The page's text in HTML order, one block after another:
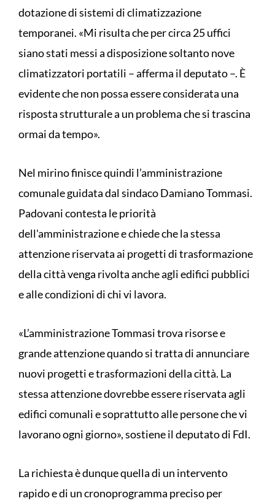
dotazione di sistemi di climatizzazione
temporanei. «Mi risulta che per circa 25 uffici
siano stati messi a disposizione soltanto nove
climatizzatori portatili – afferma il deputato –. È
evidente che non possa essere considerata una
risposta strutturale a un problema che si trascina
ormai da tempo».
Nel mirino finisce quindi l’amministrazione
comunale guidata dal sindaco Damiano Tommasi.
Padovani contesta le priorità
dell'amministrazione e chiede che la stessa
attenzione riservata ai progetti di trasformazione
della città venga rivolta anche agli edifici pubblici
e alle condizioni di chi vi lavora.
«L’amministrazione Tommasi trova risorse e
grande attenzione quando si tratta di annunciare
nuovi progetti e trasformazioni della città. La
stessa attenzione dovrebbe essere riservata agli
edifici comunali e soprattutto alle persone che vi
lavorano ogni giorno», sostiene il deputato di FdI.
La richiesta è dunque quella di un intervento
rapido e di un cronoprogramma preciso per